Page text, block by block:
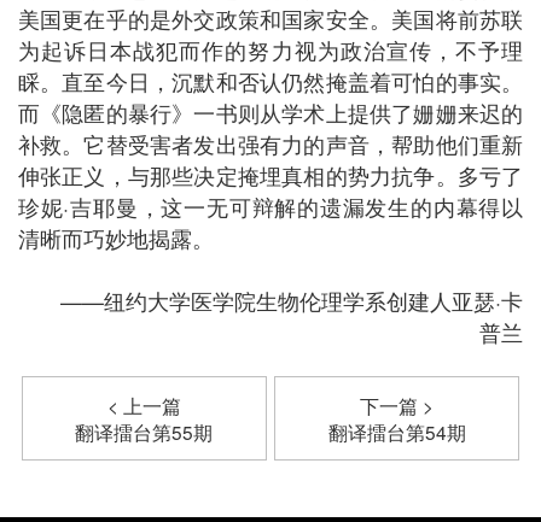
美国更在乎的是外交政策和国家安全。美国将前苏联
为起诉日本战犯而作的努力视为政治宣传，不予理
睬。直至今日，沉默和否认仍然掩盖着可怕的事实。
而《隐匿的暴行》一书则从学术上提供了姗姗来迟的
补救。它替受害者发出强有力的声音，帮助他们重新
伸张正义，与那些决定掩埋真相的势力抗争。多亏了
珍妮·吉耶曼，这一无可辩解的遗漏发生的内幕得以
清晰而巧妙地揭露。
——纽约大学医学院生物伦理学系创建人亚瑟·卡
普兰
< 上一篇
翻译擂台第55期
下一篇 >
翻译擂台第54期